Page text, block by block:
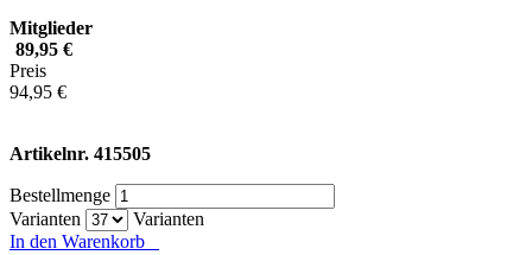
Mitglieder
89,95 €
Preis
94,95 €
Artikelnr. 415505
Bestellmenge
Varianten
Varianten
In den Warenkorb